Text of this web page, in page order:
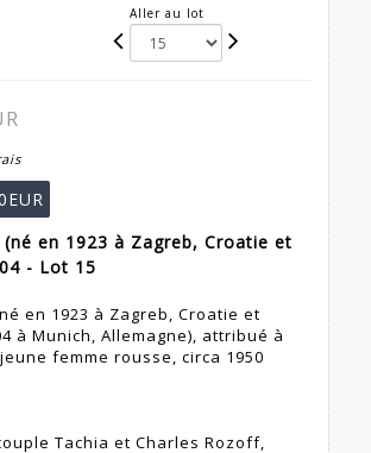
Aller au lot
(né en 1923 à Zagreb, Croatie et
- Lot 15
en 1923 à Zagreb, Croatie et
à Munich, Allemagne), attribué à
femme rousse, circa 1950
Tachia et Charles Rozoff,